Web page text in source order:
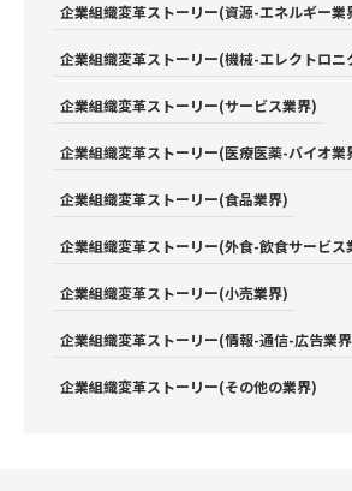
企業組織変革ストーリー(資源-エネルギー業
企業組織変革ストーリー(機械-エレクトロニ
企業組織変革ストーリー(サービス業界)
企業組織変革ストーリー(医療医薬-バイオ業
企業組織変革ストーリー(食品業界)
企業組織変革ストーリー(外食-飲食サービス
企業組織変革ストーリー(小売業界)
企業組織変革ストーリー(情報-通信-広告業
企業組織変革ストーリー(その他の業界)